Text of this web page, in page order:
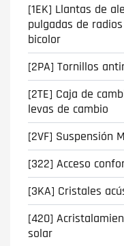
[1EK] Llantas de
pulgadas de
bicolor
[2PA] Tornillos
[2TE] Caja de
levas de cambio
[2VF] Suspensión
[322] Acceso
[3KA] Cristales
[420]
solar